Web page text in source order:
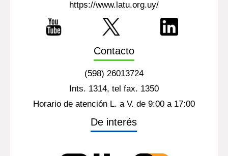
https://www.latu.org.uy/
Contacto
(598) 26013724
Ints. 1314, tel fax. 1350
Horario de atención L. a V. de 9:00 a 17:00
De interés